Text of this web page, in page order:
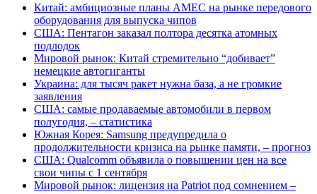
Китай: амбициозные планы AMEC на рынке передового
оборудования для выпуска чипов
США: Пентагон заказал полтора десятка атомных
подлодок
Мировой рынок: Китай стремительно “добивает”
немецкие автогиганты
Украина: для тысяч ракет нужна база, а не громкие
заявления
США: самые продаваемые автомобили в первом
полугодия, – статистика
Южная Корея: Samsung предупредила о
продолжительности кризиса на рынке памяти, – прогноз
США: Qualcomm объявила о повышении цен на все
свои чипы с 1 сентября
Мировой рынок: лицензия на Patriot под сомнением –